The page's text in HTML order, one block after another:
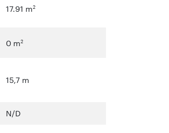
17.91 m2
0 m2
15,7 m
N/D